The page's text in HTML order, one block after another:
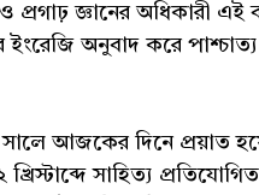
জ্ঞানের অধিকারী এই
ইংরেজি অনুবাদ করে
আজকের দিনে প্রয়াত
সাহিত্য